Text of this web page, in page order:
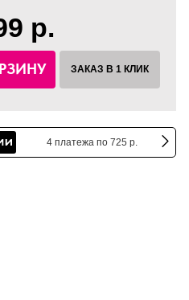
р.
ЗАКАЗ В 1 КЛИК
4 платежа по 725 р.